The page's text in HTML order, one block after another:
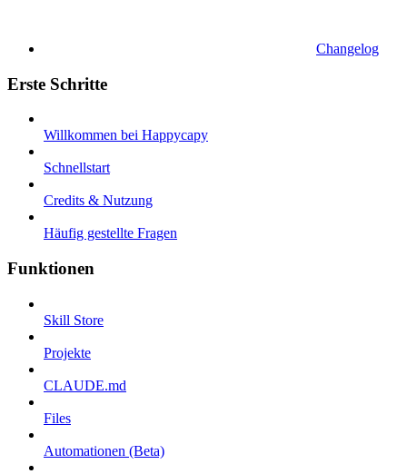
Changelog
Erste Schritte
Willkommen bei Happycapy
Schnellstart
Credits & Nutzung
Häufig gestellte Fragen
Funktionen
Skill Store
Projekte
CLAUDE.md
Files
Automationen (Beta)